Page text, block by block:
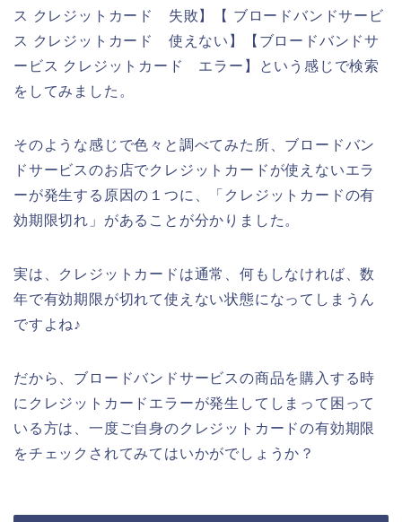
ス クレジットカード 失敗】【 ブロードバンドサービ
ス クレジットカード 使えない】【ブロードバンドサ
ービス クレジットカード エラー】という感じで検索
をしてみました。
そのような感じで色々と調べてみた所、ブロードバン
ドサービスのお店でクレジットカードが使えないエラ
ーが発生する原因の１つに、「クレジットカードの有
効期限切れ」があることが分かりました。
実は、クレジットカードは通常、何もしなければ、数
年で有効期限が切れて使えない状態になってしまうん
ですよね♪
だから、ブロードバンドサービスの商品を購入する時
にクレジットカードエラーが発生してしまって困って
いる方は、一度ご自身のクレジットカードの有効期限
をチェックされてみてはいかがでしょうか？